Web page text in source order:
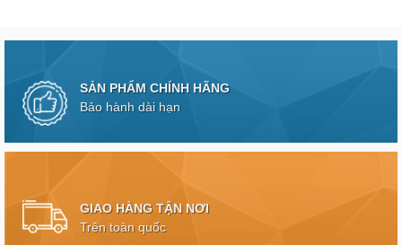
SẢN PHẨM CHÍNH HÃNG
Bảo hành dài hạn
GIAO HÀNG TẬN NƠI
Trên toàn quốc